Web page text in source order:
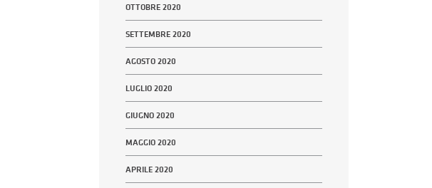
OTTOBRE 2020
SETTEMBRE 2020
AGOSTO 2020
LUGLIO 2020
GIUGNO 2020
MAGGIO 2020
APRILE 2020